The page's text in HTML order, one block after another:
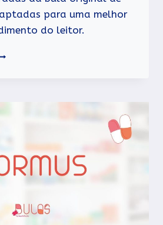
para uma melhor
do leitor.